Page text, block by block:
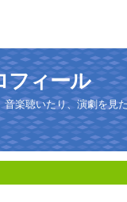
フィール
楽聴いたり、演劇を見